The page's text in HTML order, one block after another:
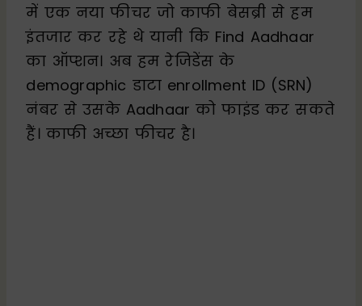
में एक नया फीचर जो काफी बेसब्री से हम
इंतजार कर रहे थे यानी कि Find Aadhaar
का ऑप्शन। अब हम रेजिडेंस के
demographic डाटा enrollment ID (SRN)
नंबर से उसके Aadhaar को फाइंड कर सकते
हैं। काफी अच्छा फीचर है।